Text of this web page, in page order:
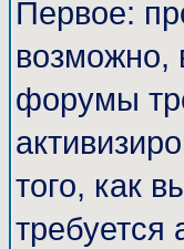
Первое:
возможно,
форумы
того, как